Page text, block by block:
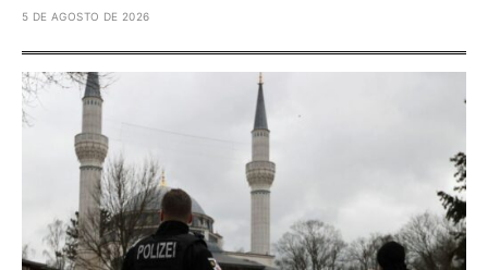
5 DE AGOSTO DE 2026